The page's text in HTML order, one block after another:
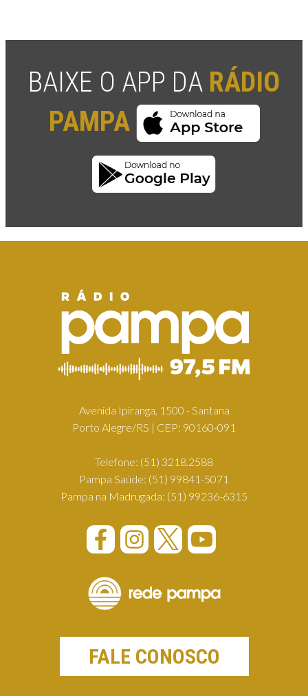
BAIXE O APP DA RÁDIO
PAMPA
Avenida Ipiranga, 1500 - Santana
Porto Alegre/RS | CEP: 90160-091
Telefone: (51) 3218.2588
Pampa Saúde: (51) 99841-5071
Pampa na Madrugada: (51) 99236-6315
FALE CONOSCO